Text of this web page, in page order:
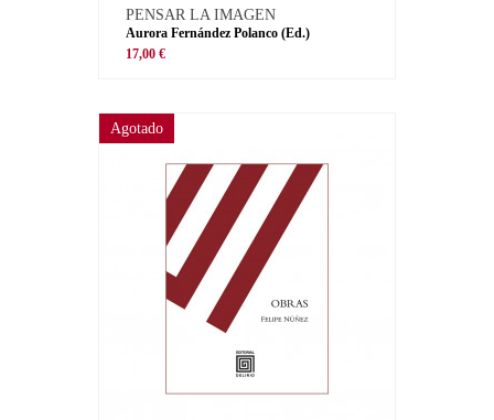
PENSAR LA IMAGEN
Aurora Fernández Polanco (Ed.)
17,00 €
Agotado